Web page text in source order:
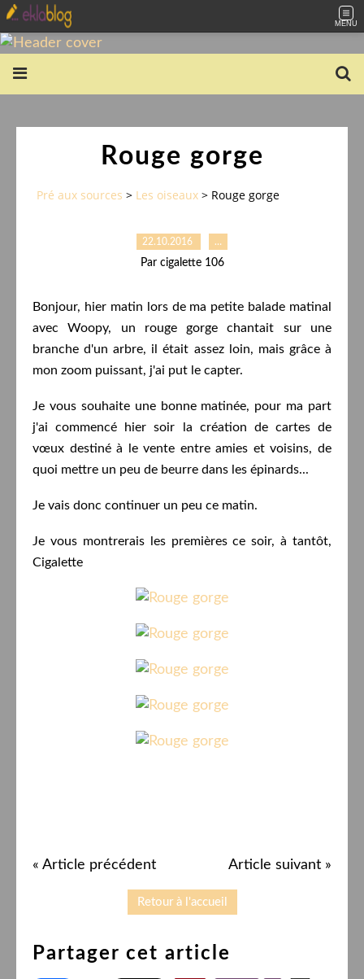
MENU
Rouge gorge
Pré aux sources > Les oiseaux > Rouge gorge
22.10.2016 …
Par cigalette 106
Bonjour, hier matin lors de ma petite balade matinal
avec Woopy, un rouge gorge chantait sur une
branche d'un arbre, il était assez loin, mais grâce à
mon zoom puissant, j'ai put le capter.
Je vous souhaite une bonne matinée, pour ma part
j'ai commencé hier soir la création de cartes de
vœux destiné à le vente entre amies et voisins, de
quoi mettre un peu de beurre dans les épinards...
Je vais donc continuer un peu ce matin.
Je vous montrerais les premières ce soir, à tantôt,
Cigalette
« Article précédent Article suivant »
Retour à l'accueil
Partager cet article